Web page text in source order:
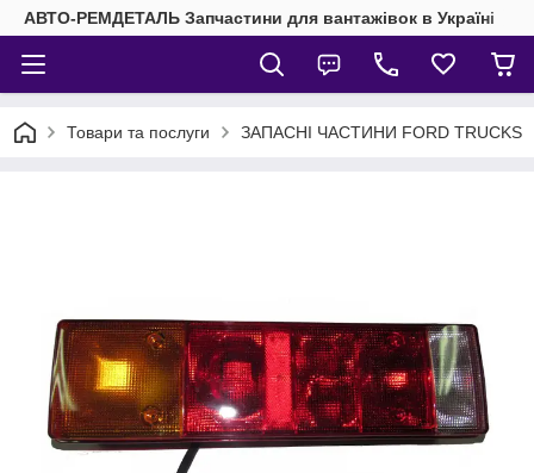
АВТО-РЕМДЕТАЛЬ Запчастини для вантажівок в Україні
Товари та послуги ЗАПАСНІ ЧАСТИНИ FORD TRUCKS